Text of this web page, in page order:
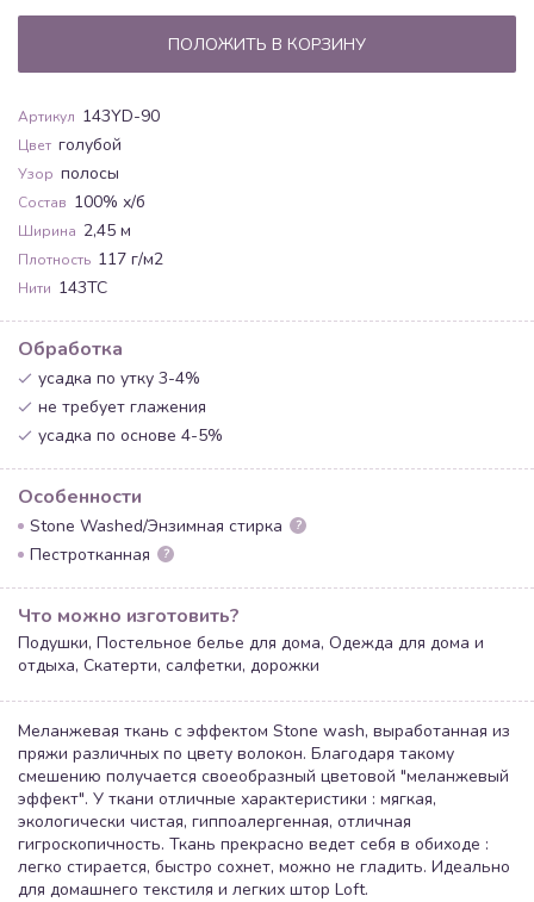
ПОЛОЖИТЬ В КОРЗИНУ
Артикул 143YD-90
Цвет голубой
Узор полосы
Состав 100% х/б
Ширина 2,45 м
Плотность 117 г/м2
Нити 143ТС
Обработка
усадка по утку 3-4%
не требует глажения
усадка по основе 4-5%
Меланжевая ткань с эффектом Stone wash, выработанная из
пряжи различных по цвету волокон. Благодаря такому
смешению получается своеобразный цветовой "меланжевый
эффект". У ткани отличные характеристики : мягкая,
экологически чистая, гиппоалергенная, отличная
гигроскопичность. Ткань прекрасно ведет себя в обиходе :
легко стирается, быстро сохнет, можно не гладить. Идеально
для домашнего текстиля и легких штор Loft.
Особенности
Stone Washed/Энзимная стирка ?
Пестротканная ?
Что можно изготовить?
Подушки, Постельное белье для дома, Одежда для дома и
отдыха, Скатерти, салфетки, дорожки